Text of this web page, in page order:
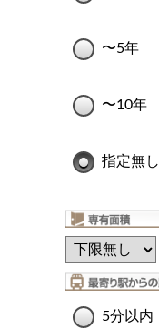
〜5年
〜10年
指定無し
5分以内